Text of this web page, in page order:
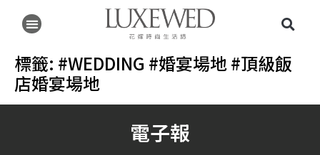
標籤: #WEDDING #婚宴場地 #頂級飯
店婚宴場地
電子報